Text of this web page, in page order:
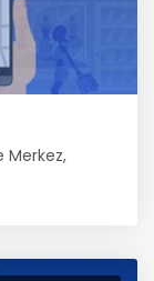
Merkez,